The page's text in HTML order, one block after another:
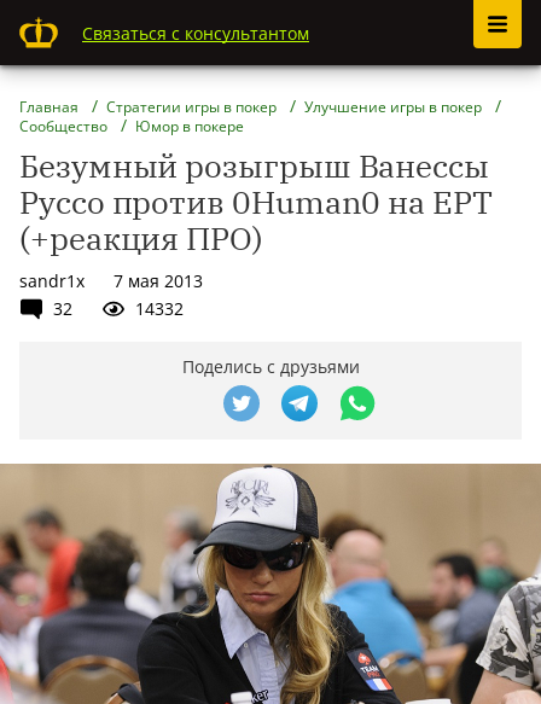
Связаться с консультантом
Главная Стратегии игры в покер
Улучшение игры в покер
Сообщество
Юмор в покере
Безумный розыгрыш Ванессы
Руссо против 0Human0 на EPT
(+реакция ПРО)
sandr1x
7 мая 2013
32
14332
Поделись с друзьями